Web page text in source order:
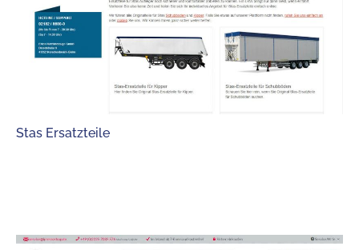
Stas Ersatzteile